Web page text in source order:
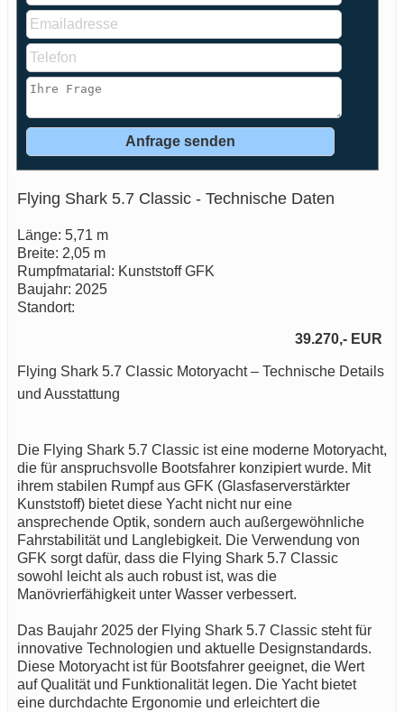
Flying Shark 5.7 Classic - Technische Daten
Länge: 5,71 m
Breite: 2,05 m
Rumpfmatarial: Kunststoff GFK
Baujahr: 2025
Standort:
39.270,- EUR
Flying Shark 5.7 Classic Motoryacht – Technische Details
und Ausstattung
Die Flying Shark 5.7 Classic ist eine moderne Motoryacht,
die für anspruchsvolle Bootsfahrer konzipiert wurde. Mit
ihrem stabilen Rumpf aus GFK (Glasfaserverstärkter
Kunststoff) bietet diese Yacht nicht nur eine
ansprechende Optik, sondern auch außergewöhnliche
Fahrstabilität und Langlebigkeit. Die Verwendung von
GFK sorgt dafür, dass die Flying Shark 5.7 Classic
sowohl leicht als auch robust ist, was die
Manövrierfähigkeit unter Wasser verbessert.
Das Baujahr 2025 der Flying Shark 5.7 Classic steht für
innovative Technologien und aktuelle Designstandards.
Diese Motoryacht ist für Bootsfahrer geeignet, die Wert
auf Qualität und Funktionalität legen. Die Yacht bietet
eine durchdachte Ergonomie und erleichtert die